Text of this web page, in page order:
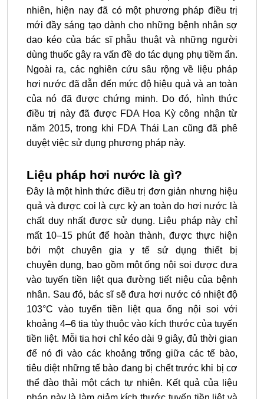
nhiên, hiện nay đã có một phương pháp điều trị
mới đầy sáng tạo dành cho những bệnh nhân sợ
dao kéo của bác sĩ phẫu thuật và những người
dùng thuốc gây ra vấn đề do tác dụng phụ tiềm ẩn.
Ngoài ra, các nghiên cứu sâu rộng về liệu pháp
hơi nước đã dẫn đến mức độ hiệu quả và an toàn
của nó đã được chứng minh. Do đó, hình thức
điều trị này đã được FDA Hoa Kỳ công nhận từ
năm 2015, trong khi FDA Thái Lan cũng đã phê
duyệt việc sử dụng phương pháp này.
Liệu pháp hơi nước là gì?
Đây là một hình thức điều trị đơn giản nhưng hiệu
quả và được coi là cực kỳ an toàn do hơi nước là
chất duy nhất được sử dụng. Liệu pháp này chỉ
mất 10–15 phút để hoàn thành, được thực hiện
bởi một chuyên gia y tế sử dụng thiết bị
chuyên dụng, bao gồm một ống nội soi được đưa
vào tuyến tiền liệt qua đường tiết niệu của bệnh
nhân. Sau đó, bác sĩsẽ đưa hơi nước có nhiệt độ
103°C vào tuyến tiền liệt qua ống nội soi với
khoảng 4–6 tia tùy thuộc vào kích thước của tuyến
tiền liệt. Mỗi tia hơi chỉ kéo dài 9 giây, đủ thời gian
để nó đi vào các khoảng trống giữa các tế bào,
tiêu diệt những tế bào đang bị chết trước khi bị cơ
thể đào thải một cách tự nhiên. Kết quả của liệu